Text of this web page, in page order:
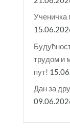
Ученичка
трудом и
пут!
Дан за